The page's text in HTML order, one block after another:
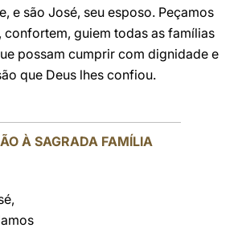
e são José, seu esposo. Peçamos
confortem, guiem todas as famílias
possam cumprir com dignidade e
que Deus lhes confiou.
À SAGRADA FAMÍLIA